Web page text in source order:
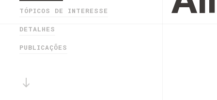
TÓPICOS DE INTERESSE
DETALHES
PUBLICAÇÕES